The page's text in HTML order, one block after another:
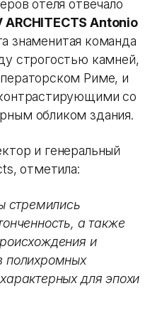
отеля отвечало
ARCHITECTS Antonio
знаменитая команда
строгостью камней,
Риме, и
со
обликом здания.
и генеральный
отметила:
стремились
а также
и
полихромных
для эпохи